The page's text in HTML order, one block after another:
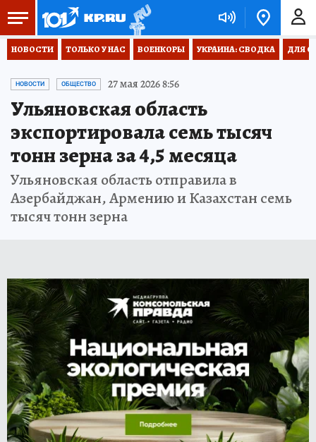
НОВОСТИ ТОЛЬКО У НАС ВОЕНКОРЫ УКРАИНА: СВОДКА ДЛЯ
НОВОСТИ ОБЩЕСТВО 27 мая 2026 8:56
Ульяновская область
экспортировала семь тысяч
тонн зерна за 4,5 месяца
Ульяновская область отправила в
Азербайджан, Армению и Казахстан семь
тысяч тонн зерна